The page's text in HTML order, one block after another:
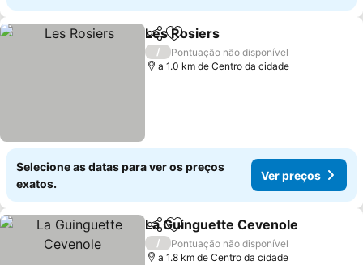
PartilharAdicionar aos favoritos
Les Rosiers
/
Pontuação não disponível
a 1.0 km de Centro da cidade
Selecione as datas para ver os preços
exatos.
Ver preços
PartilharAdicionar aos favoritos
La Guinguette Cevenole
/
Pontuação não disponível
a 1.8 km de Centro da cidade